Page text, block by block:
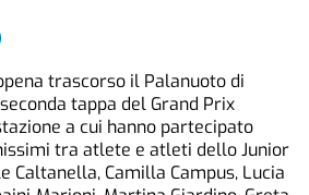
trascorso il Palanuoto di
tappa del Grand Prix
a cui hanno partecipato
tra atlete e atleti dello Junior
Caltanella, Camilla Campus, Lucia